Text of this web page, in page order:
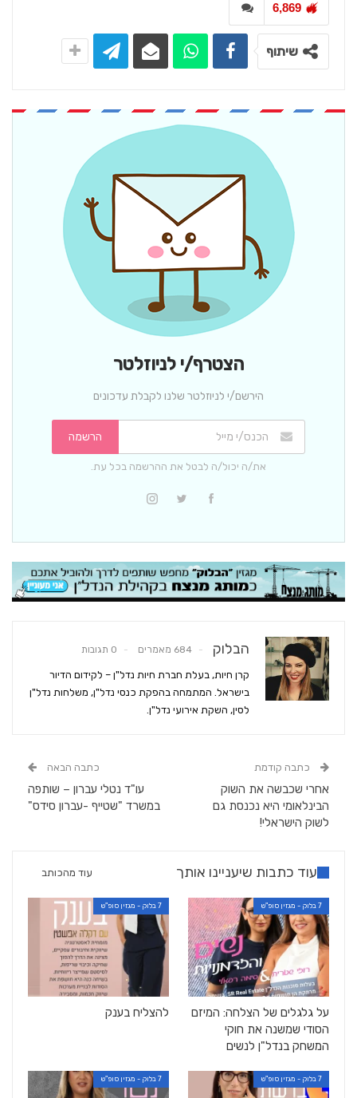
6,869
שיתוף
הצטרף/י לניוזלטר
הירשם/י לניוזלטר שלנו לקבלת עדכונים
הרשמה
את/ה יכול/ה לבטל את ההרשמה בכל עת.
הבלוק 684 מאמרים 0 תגובות
קרן חיות, בעלת חברת חיות נדל"ן – לקידום הדיור
בישראל. המתמחה בהפקת כנסי נדל"ן, משלחות נדל"ן
לסין, השקת אירועי נדל"ן.
כתבה קודמת
אחרי שכבשה את השוק
הבינלאומי היא נכנסת גם
לשוק הישראלי!
כתבה הבאה
עו"ד נטלי עברון – שותפה
במשרד "שטייף -עברון סידס"
עוד כתבות שיעניינו אותך עוד מהכותב
7 בלוק - מגזין סופ"ש
על גלגלים של הצלחה: המיזם
הסודי שמשנה את חוקי
המשחק בנדל"ן לנשים
7 בלוק - מגזין סופ"ש
להצליח בענק
7 בלוק - מגזין סופ"ש 7 בלוק - מגזין סופ"ש